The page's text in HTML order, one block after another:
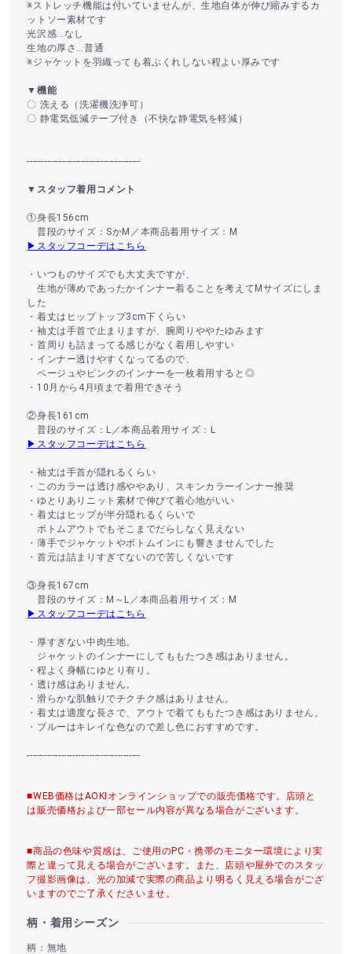
※ストレッチ機能は付いていませんが、生地自体が伸び縮みするカ
ットソー素材です
光沢感…なし
生地の厚さ…普通
※ジャケットを羽織っても着ぶくれしない程よい厚みです
▼機能
〇 洗える（洗濯機洗浄可）
〇 静電気低減テープ付き（不快な静電気を軽減）
----------------------------------------
▼スタッフ着用コメント
①身長156cm
普段のサイズ：SかM／本商品着用サイズ：M
▶スタッフコーデはこちら
・いつものサイズでも大丈夫ですが、
生地が薄めであったかインナー着ることを考えてMサイズにしま
した
・着丈はヒップトップ3cm下くらい
・袖丈は手首で止まりますが、腕周りややたゆみます
・首周りも詰まってる感じがなく着用しやすい
・インナー透けやすくなってるので、
ベージュやピンクのインナーを一枚着用すると◎
・10月から4月頃まで着用できそう
②身長161cm
普段のサイズ：L／本商品着用サイズ：L
▶スタッフコーデはこちら
・袖丈は手首が隠れるくらい
・このカラーは透け感ややあり、スキンカラーインナー推奨
・ゆとりありニット素材で伸びて着心地がいい
・着丈はヒップが半分隠れるくらいで
ボトムアウトでもそこまでだらしなく見えない
・薄手でジャケットやボトムインにも響きませんでした
・首元は詰まりすぎてないので苦しくないです
③身長167cm
普段のサイズ：M～L／本商品着用サイズ：M
▶スタッフコーデはこちら
・厚すぎない中肉生地。
ジャケットのインナーにしてももたつき感はありません。
・程よく身幅にゆとり有り。
・透け感はありません。
・滑らかな肌触りでチクチク感はありません。
・着丈は適度な長さで、アウトで着てももたつき感はありません。
・ブルーはキレイな色なので差し色におすすめです。
----------------------------------------
■WEB価格はAOKIオンラインショップでの販売価格です。店頭と
は販売価格および一部セール内容が異なる場合がございます。
■商品の色味や質感は、ご使用のPC・携帯のモニター環境により実
際と違って見える場合がございます。また、店頭や屋外でのスタッ
フ撮影画像は、光の加減で実際の商品より明るく見える場合がござ
いますのでご了承くださいませ。
柄・着用シーズン
柄：無地